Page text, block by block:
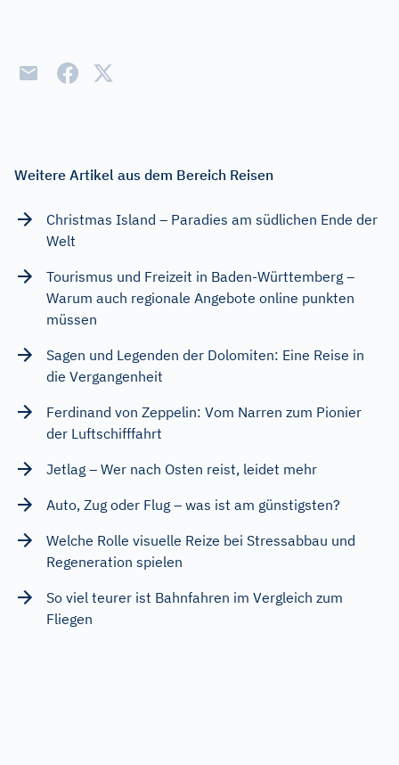
Weitere Artikel aus dem Bereich Reisen
Christmas Island – Paradies am südlichen Ende der
Welt
Tourismus und Freizeit in Baden-Württemberg –
Warum auch regionale Angebote online punkten
müssen
Sagen und Legenden der Dolomiten: Eine Reise in
die Vergangenheit
Ferdinand von Zeppelin: Vom Narren zum Pionier
der Luftschifffahrt
Jetlag – Wer nach Osten reist, leidet mehr
Auto, Zug oder Flug – was ist am günstigsten?
Welche Rolle visuelle Reize bei Stressabbau und
Regeneration spielen
So viel teurer ist Bahnfahren im Vergleich zum
Fliegen